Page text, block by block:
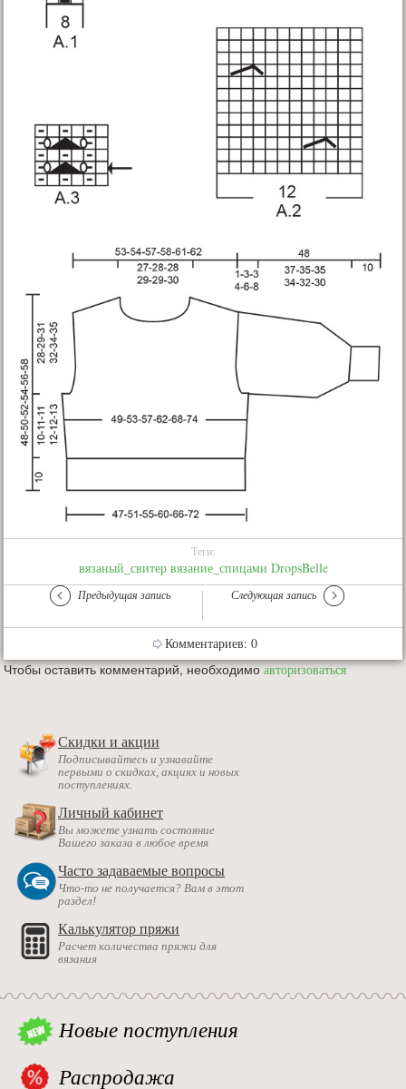
Теги:
вязаный_свитер вязание_спицами DropsBelle
Предыдущая запись Следующая запись
Комментариев: 0
Чтобы оставить комментарий, необходимоавторизоваться
Скидки и акции
Подписывайтесь и узнавайте
первыми о скидках, акциях и новых
поступлениях.
Личный кабинет
Вы можете узнать состояние
Вашего заказа в любое время
Часто задаваемые вопросы
Что-то не получается? Вам в этот
раздел!
Калькулятор пряжи
Расчет количества пряжи для
вязания
Новые поступления
Распродажа